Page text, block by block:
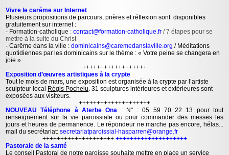
Vivre le carême sur Internet
Plusieurs propositions de parcours, prières et réflexion sont disponibles
gratuitement sur internet :
- Formation-catholique :contact@formation-catholique.fr / 7 étapes pour se
mettre à la suite du Christ
- Carême dans la ville :dominicains@caremedanslaville.org / Méditations
quotidiennes par les dominicains sur le thème : « Votre peine se changera en
joie ».
++++++++++++++++++
Exposition d’œuvres artistiques à la crypte
Tout le mois de mars, une exposition est organisée à la crypte par l’artiste
sculpteur local Régis Pochelu . 31 sculptures intérieures et extérieures sont
exposées aux visiteurs.
++++++++++++++++++++
NOUVEAU Téléphone à Aterbe Ona
: N° : 05 59 70 22 13 pour tout
renseignement sur la vie paroissiale ou pour commander des messes les
jours et heures de permanence. Le répondeur ne marche pas encore, hélas...
mail du secrétariat:secretariatparoissial-hasparren@orange.fr
++++++++++++++++++++ ++++++++++++++++++++
Pastorale de la santé
Le conseil Pastoral de notre paroisse souhaite mettre en place un service